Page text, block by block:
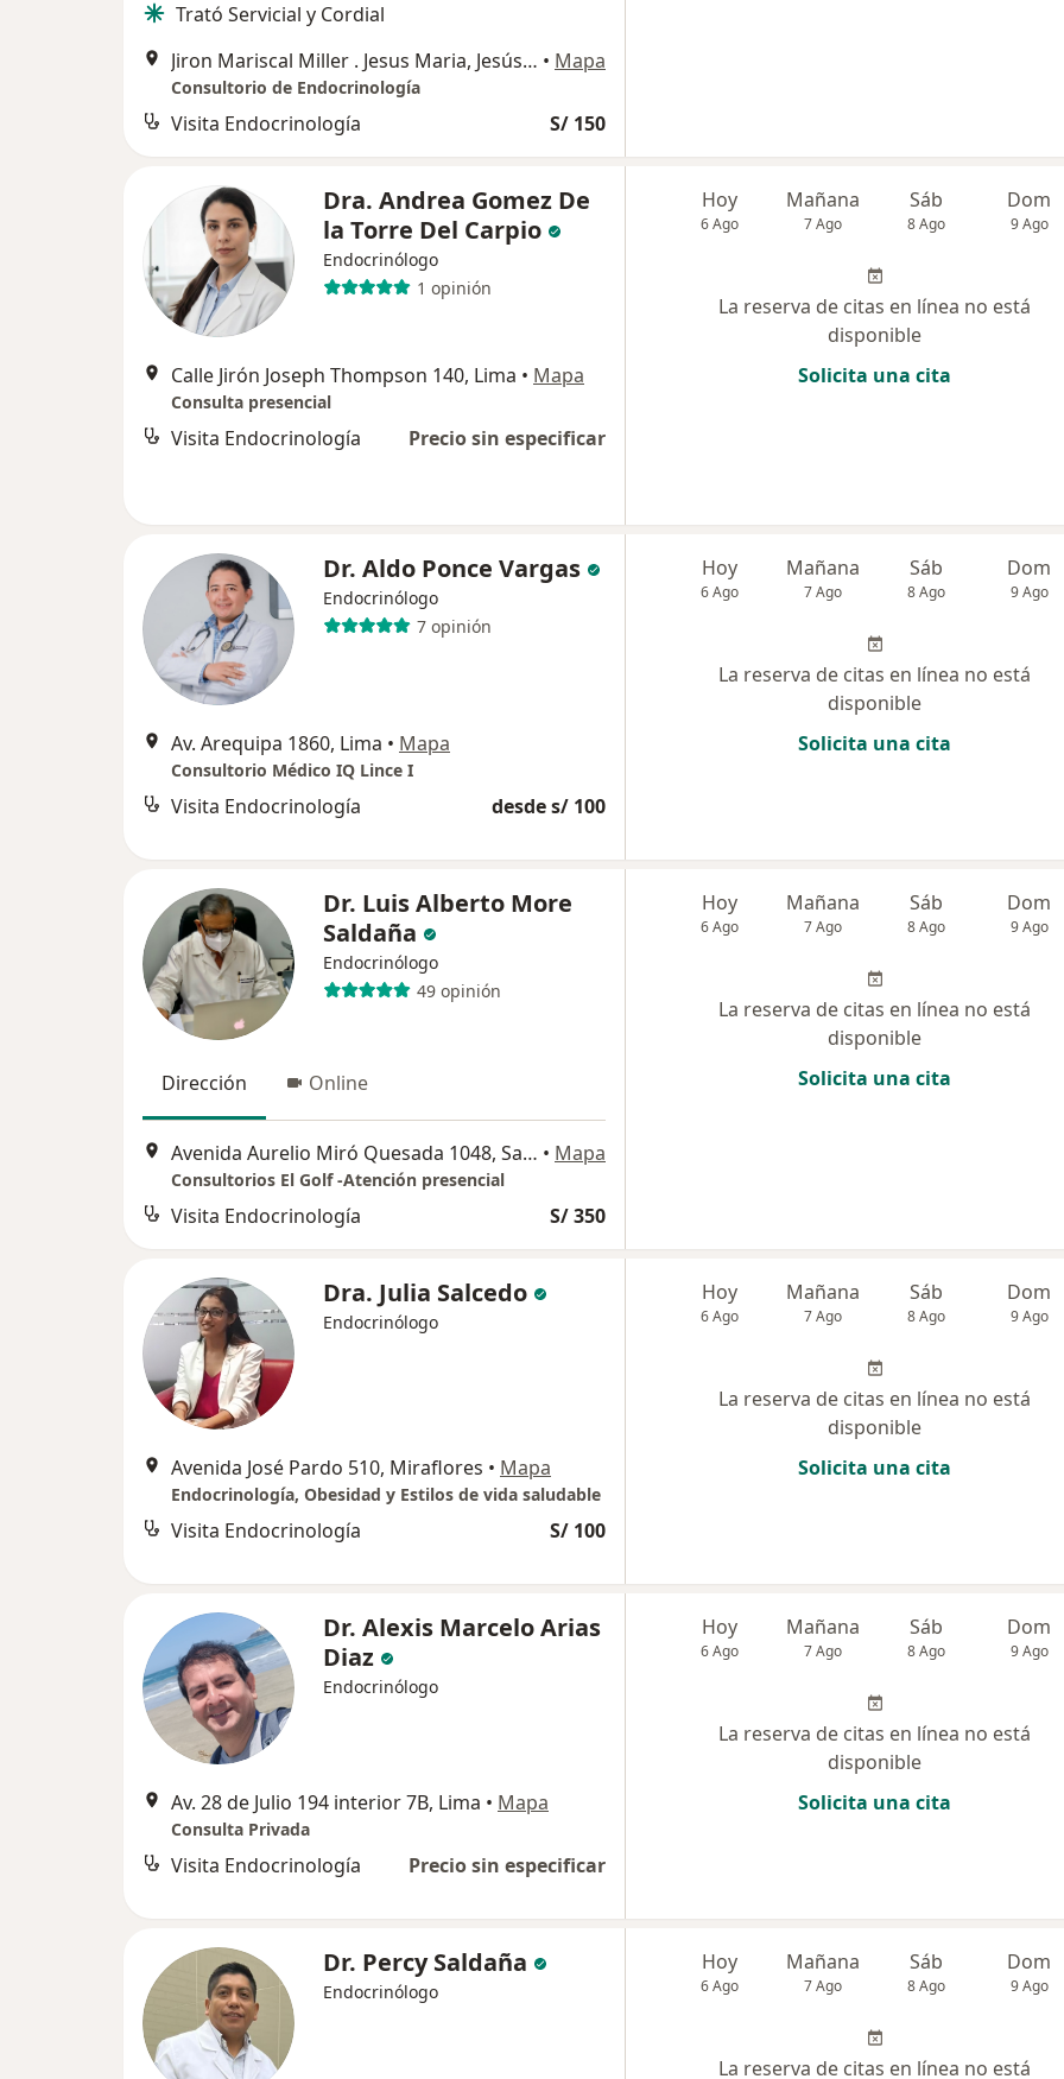
Trató Servicial y Cordial
Jiron Mariscal Miller . Jesus Maria, Jesús María • Mapa
Consultorio de Endocrinología
Visita Endocrinología S/ 150
Dra. Andrea Gomez De
la Torre Del Carpio
Endocrinólogo
1 opinión
Calle Jirón Joseph Thompson 140, Lima • Mapa
Consulta presencial
Visita Endocrinología Precio sin especificar
Hoy
6 Ago
Mañana
7 Ago
Sáb
8 Ago
Dom
9 Ago
La reserva de citas en línea no está
disponible
Solicita una cita
Dr. Aldo Ponce Vargas
Endocrinólogo
7 opinión
Av. Arequipa 1860, Lima • Mapa
Consultorio Médico IQ Lince I
Visita Endocrinología desde s/ 100
Hoy
6 Ago
Mañana
7 Ago
Sáb
8 Ago
Dom
9 Ago
La reserva de citas en línea no está
disponible
Solicita una cita
Dr. Luis Alberto More
Saldaña
Endocrinólogo
49 opinión
Dirección Online
Avenida Aurelio Miró Quesada 1048, San Isidro • Mapa
Consultorios El Golf -Atención presencial
Visita Endocrinología S/ 350
Hoy
6 Ago
Mañana
7 Ago
Sáb
8 Ago
Dom
9 Ago
La reserva de citas en línea no está
disponible
Solicita una cita
Dra. Julia Salcedo
Endocrinólogo
Avenida José Pardo 510, Miraflores • Mapa
Endocrinología, Obesidad y Estilos de vida saludable
Visita Endocrinología S/ 100
Hoy
6 Ago
Mañana
7 Ago
Sáb
8 Ago
Dom
9 Ago
La reserva de citas en línea no está
disponible
Solicita una cita
Dr. Alexis Marcelo Arias
Diaz
Endocrinólogo
Av. 28 de Julio 194 interior 7B, Lima • Mapa
Consulta Privada
Visita Endocrinología Precio sin especificar
Hoy
6 Ago
Mañana
7 Ago
Sáb
8 Ago
Dom
9 Ago
La reserva de citas en línea no está
disponible
Solicita una cita
Dr. Percy Saldaña
Endocrinólogo
Hoy
6 Ago
Mañana
7 Ago
Sáb
8 Ago
Dom
9 Ago
La reserva de citas en línea no está